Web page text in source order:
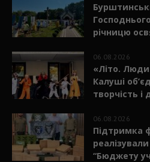
річницю
06.08.2026
«Літо.
Калуші
творчість і
06.08.2026
Підтримка
“Бюджету